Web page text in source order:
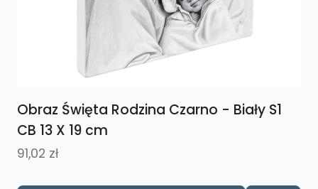
Obraz Święta Rodzina Czarno - Biały S1
CB 13 X 19 cm
91,02 zł